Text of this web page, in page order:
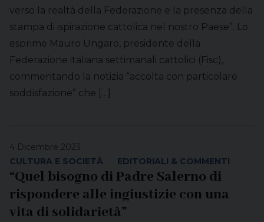
verso la realtà della Federazione e la presenza della
stampa di ispirazione cattolica nel nostro Paese”. Lo
esprime Mauro Ungaro, presidente della
Federazione italiana settimanali cattolici (Fisc),
commentando la notizia “accolta con particolare
soddisfazione” che […]
4 Dicembre 2023
CULTURA E SOCIETÀ
EDITORIALI & COMMENTI
“Quel bisogno di Padre Salerno di
rispondere alle ingiustizie con una
vita di solidarietà”